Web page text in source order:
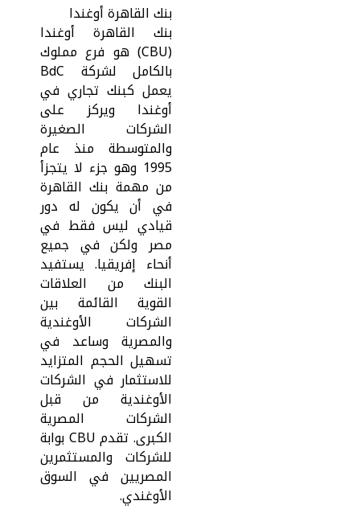
بنك القاهرة أوغندا
بنك القاهرة أوغندا
(CBU) هو فرع مملوك
بالكامل لشركة BdC
يعمل كبنك تجاري في
أوغندا ويركز على
الشركات الصغيرة
والمتوسطة منذ عام
1995 وهو جزء لا يتجزأ
من مهمة بنك القاهرة
في أن يكون له دور
قيادي ليس فقط في
مصر ولكن في جميع
أنحاء إفريقيا. يستفيد
البنك من العلاقات
القوية القائمة بين
الشركات الأوغندية
والمصرية وساعد في
تسهيل الحجم المتزايد
للاستثمار في الشركات
الأوغندية من قبل
الشركات المصرية
الكبرى. تقدم CBU بوابة
للشركات والمستثمرين
المصريين في السوق
الأوغندي.